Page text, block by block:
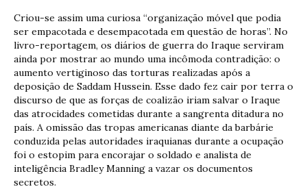
Criou-se assim uma curiosa “organização móvel que podia
ser empacotada e desempacotada em questão de horas”. No
livro-reportagem, os diários de guerra do Iraque serviram
ainda por mostrar ao mundo uma incômoda contradição: o
aumento vertiginoso das torturas realizadas após a
deposição de Saddam Hussein. Esse dado fez cair por terra o
discurso de que as forças de coalizão iriam salvar o Iraque
das atrocidades cometidas durante a sangrenta ditadura no
país. A omissão das tropas americanas diante da barbárie
conduzida pelas autoridades iraquianas durante a ocupação
foi o estopim para encorajar o soldado e analista de
inteligência Bradley Manning a vazar os documentos
secretos.